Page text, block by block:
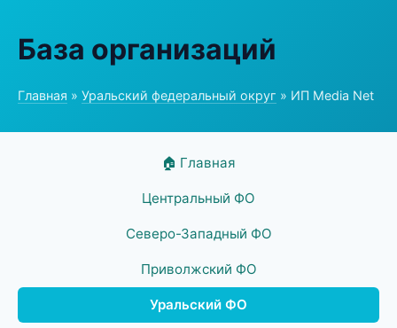
База организаций
Главная » Уральский федеральный округ » ИП Media Net
🏠 Главная
Центральный ФО
Северо-Западный ФО
Приволжский ФО
Уральский ФО